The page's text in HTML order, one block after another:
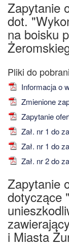
Zapytanie
dot.
na boisku
Informacja o
Zmienione
Zapytanie
Zał. nr 1 do
Zał. nr 1 do
Zał. nr 2 do
Zapytanie
dotyczące
i Miasta